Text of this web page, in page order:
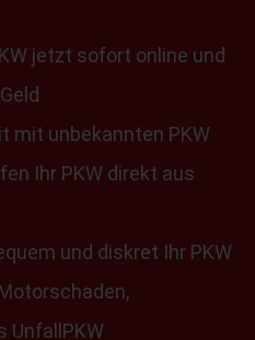
jetzt sofort online und
mit unbekannten PKW
Ihr PKW direkt aus
und diskret Ihr PKW
UnfallPKW